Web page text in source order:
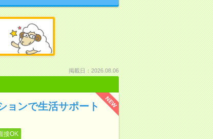
掲載日：2026.08.06
NEW
ョンで生活サポート
接OK